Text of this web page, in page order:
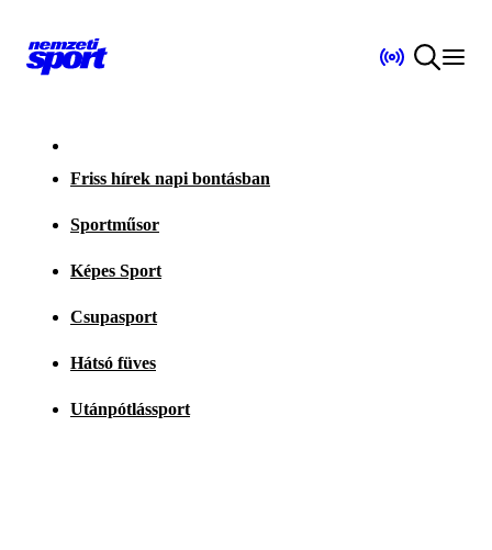
Friss hírek napi bontásban
Sportműsor
Képes Sport
Csupasport
Hátsó füves
Utánpótlássport